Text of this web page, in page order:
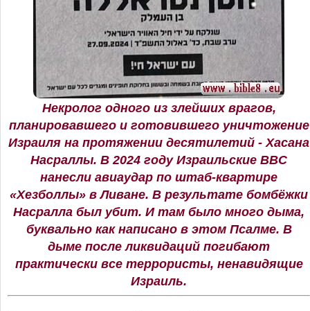
Некролог одного из злейших врагов,
планировавшего и готовившего уничтожение
Израиля на протяжении десятилетий - Хасана
Насраллы. В 2024 году Израильские ВВС
нанесли авиаудар по штаб-квартире
«Хезболлы» в Ливане. В результате бомбёжки
Насралла был убит. И там было много дыма,
буквально как написано в этом Псалме. В
дыме после ликвидаций погибают
практически все террористы, ненавидящие
Израиль.